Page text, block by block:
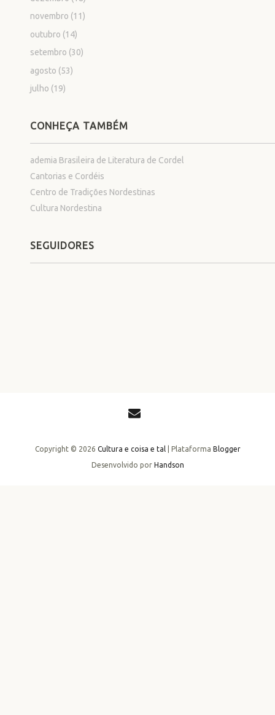
novembro (11)
outubro (14)
setembro (30)
agosto (53)
julho (19)
CONHEÇA TAMBÉM
ademia Brasileira de Literatura de Cordel
Cantorias e Cordéis
Centro de Tradições Nordestinas
Cultura Nordestina
SEGUIDORES
Copyright © 2026 Cultura e coisa e tal| Plataforma Blogger
Desenvolvido por Handson